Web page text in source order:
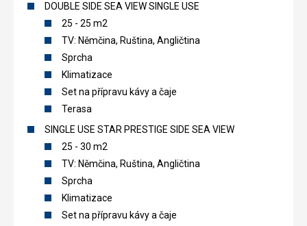
DOUBLE SIDE SEA VIEW SINGLE USE
25 - 25 m2
TV: Němčina, Ruština, Angličtina
Sprcha
Klimatizace
Set na přípravu kávy a čaje
Terasa
SINGLE USE STAR PRESTIGE SIDE SEA VIEW
25 - 30 m2
TV: Němčina, Ruština, Angličtina
Sprcha
Klimatizace
Set na přípravu kávy a čaje